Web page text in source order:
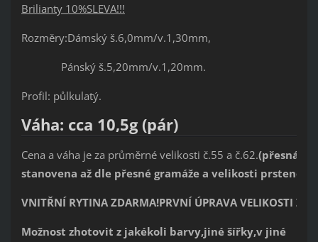
Brilianty 10%SLEVA!!!
Rozměry:Dámský š.6,0mm/v.1,30mm,
Pánský š.5,20mm/v.1,20mm.
Profil: půlkulatý.
Váha: cca 10,5g (pár)
Cena a váha je za průměrné velikosti č.55 a č.62.(přesná
stanovena až dle přesné gramáže a velikosti prstene)
VNITŘNÍ RYTINA ZDARMA!PRVNÍ ÚPRAVA VELIKOSTI
Možnost zhotovit z jakékoli barvy,jiné šířky,v jiné